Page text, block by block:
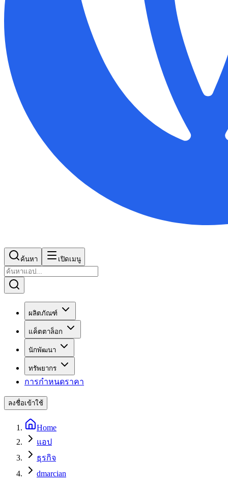
ค้นหา เปิดเมนู
ผลิตภัณฑ์
แค็ตตาล็อก
นักพัฒนา
ทรัพยากร
การกำหนดราคา
ลงชื่อเข้าใช้
Home
แอป
ธุรกิจ
dmarcian